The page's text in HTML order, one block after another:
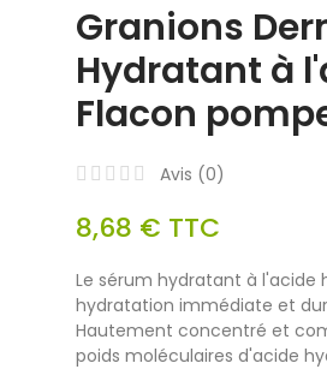
Granions
Hydratant à
Flacon
Avis (0)
8,68 € TTC
Le sérum hydratant à l'acide
hydratation immédiate et
Hautement concentré et
poids moléculaires d'acide